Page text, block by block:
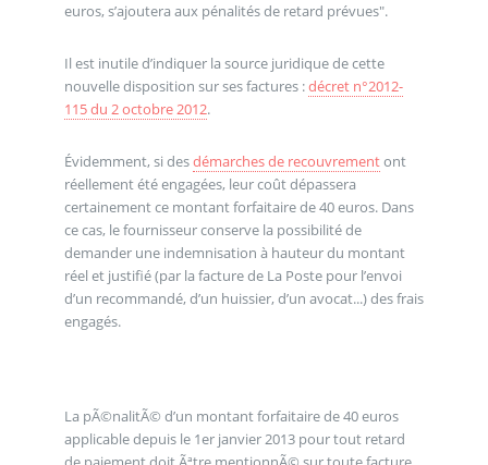
euros, s’ajoutera aux pénalités de retard prévues".
Il est inutile d’indiquer la source juridique de cette
nouvelle disposition sur ses factures :décret n°2012-
115 du 2 octobre 2012.
Évidemment, si desdémarches de recouvrementont
réellement été engagées, leur coût dépassera
certainement ce montant forfaitaire de 40 euros. Dans
ce cas, le fournisseur conserve la possibilité de
demander une indemnisation à hauteur du montant
réel et justifié (par la facture de La Poste pour l’envoi
d’un recommandé, d’un huissier, d’un avocat...) des frais
engagés.
La pÃ©nalitÃ© d’un montant forfaitaire de 40 euros
applicable depuis le 1er janvier 2013 pour tout retard